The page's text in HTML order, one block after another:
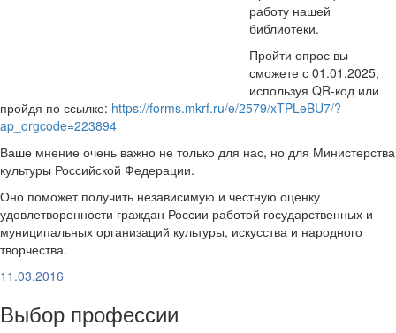
работу нашей
библиотеки.
Пройти опрос вы
сможете с 01.01.2025,
используя QR-код или
пройдя по ссылке: https://forms.mkrf.ru/e/2579/xTPLeBU7/?
ap_orgcode=223894
Ваше мнение очень важно не только для нас, но для Министерства
культуры Российской Федерации.
Оно поможет получить независимую и честную оценку
удовлетворенности граждан России работой государственных и
муниципальных организаций культуры, искусства и народного
творчества.
11.03.2016
Выбор профессии